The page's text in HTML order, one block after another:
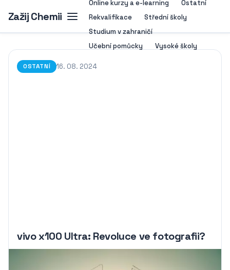
Zažij Chemii
Online kurzy a e-learning
Ostatní
Rekvalifikace
Střední školy
Studium v zahraničí
Učební pomůcky
Vysoké školy
OSTATNÍ 16. 08. 2024
vivo x100 Ultra: Revoluce ve fotografii?